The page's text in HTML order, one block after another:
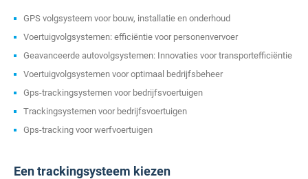
GPS volgsysteem voor bouw, installatie en onderhoud
Voertuigvolgsystemen: efficiëntie voor personenvervoer
Geavanceerde autovolgsystemen: Innovaties voor transportefficiëntie
Voertuigvolgsystemen voor optimaal bedrijfsbeheer
Gps-trackingsystemen voor bedrijfsvoertuigen
Trackingsystemen voor bedrijfsvoertuigen
Gps-tracking voor werfvoertuigen
Een trackingsysteem kiezen